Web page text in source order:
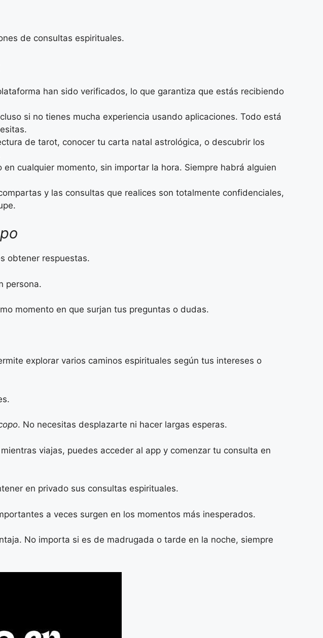
de consultas espirituales.
han sido verificados, lo que garantiza que estás recibiendo
si no tienes mucha experiencia usando aplicaciones. Todo está
de tarot, conocer tu carta natal astrológica, o descubrir los
cualquier momento, sin importar la hora. Siempre habrá alguien
y las consultas que realices son totalmente confidenciales,
obtener respuestas.
persona.
momento en que surjan tus preguntas o dudas.
explorar varios caminos espirituales según tus intereses o
. No necesitas desplazarte ni hacer largas esperas.
viajas, puedes acceder al app y comenzar tu consulta en
en privado sus consultas espirituales.
a veces surgen en los momentos más inesperados.
No importa si es de madrugada o tarde en la noche, siempre